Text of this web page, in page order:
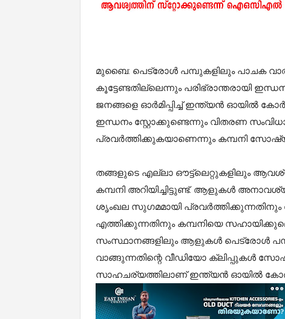
മുബൈ: പെട്രോൾ പമ്പുകളിലും പാചക
കൂട്ടേണ്ടതില്ലെന്നും പരിഭ്രാന്തരായി
ജനങ്ങളെ ഓർമിപ്പിച്ച് ഇന്ത്യൻ ഓയിൽ
ഇന്ധനം സ്റ്റോക്കുണ്ടെന്നും വിതരണ
പ്രവർത്തിക്കുകയാണെന്നും കമ്പനി
തങ്ങളുടെ എല്ലാ ഔട്ട്ലെറ്റുകളിലും
കമ്പനി അറിയിച്ചിട്ടുണ്ട്. ആളുകൾ
ശൃംഖല സുഗമമായി
എത്തിക്കുന്നതിനും കമ്പനിയെ
സംസ്ഥാനങ്ങളിലും ആളുകൾ പെട്രോൾ
വാങ്ങുന്നതിന്റെ വീഡിയോ ക്ലിപ്പുകൾ
സാഹചര്യത്തിലാണ് ഇന്ത്യൻ ഓയിൽ